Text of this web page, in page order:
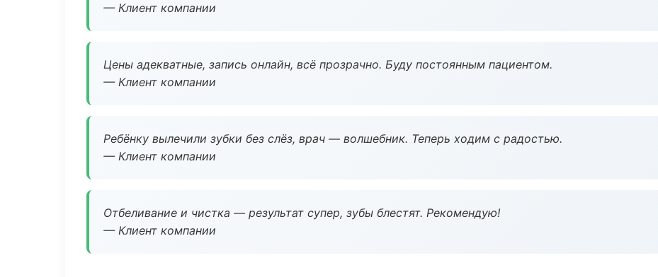
— Клиент компании
Цены адекватные, запись онлайн, всё прозрачно. Буду постоянным пациентом.
— Клиент компании
Ребёнку вылечили зубки без слёз, врач — волшебник. Теперь ходим с радостью.
— Клиент компании
Отбеливание и чистка — результат супер, зубы блестят. Рекомендую!
— Клиент компании